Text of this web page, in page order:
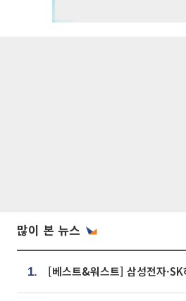
많이 본 뉴스
1.